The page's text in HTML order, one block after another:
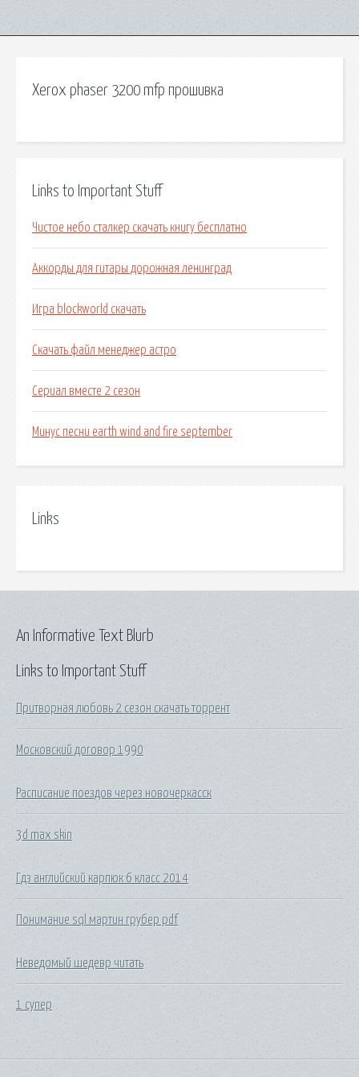
Xerox phaser 3200 mfp прошивка
Links to Important Stuff
Чистое небо сталкер скачать книгу бесплатно
Аккорды для гитары дорожная ленинград
Игра blockworld скачать
Скачать файл менеджер астро
Сериал вместе 2 сезон
Минус песни earth wind and fire september
Links
Links to Important Stuff
Притворная любовь 2 сезон скачать торрент
Московский договор 1990
Расписание поездов через новочеркасск
3d max skin
Гдз английский карпюк 6 класс 2014
Понимание sql мартин грубер pdf
Неведомый шедевр читать
1 супер
An Informative Text Blurb